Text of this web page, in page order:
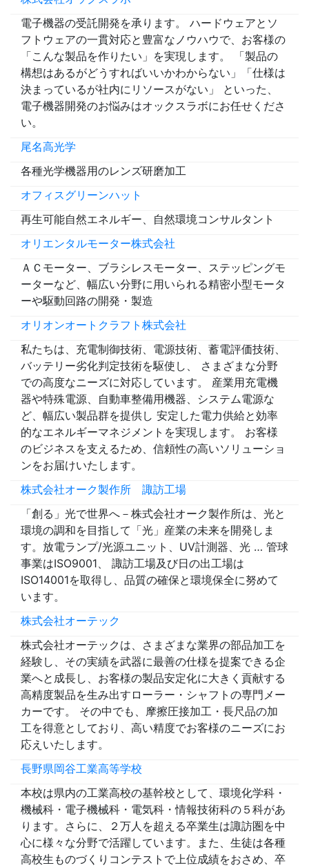
電子機器の受託開発を承ります。 ハードウェアとソ
フトウェアの一貫対応と豊富なノウハウで、お客様の
「こんな製品を作りたい」を実現します。 「製品の
構想はあるがどうすればいいかわからない」「仕様は
決まっているが社内にリソースがない」 といった、
電子機器開発のお悩みはオックスラボにお任せくださ
い。
尾名高光学
各種光学機器用のレンズ研磨加工
オフィスグリーンハット
再生可能自然エネルギー、自然環境コンサルタント
オリエンタルモーター株式会社
ＡＣモーター、ブラシレスモーター、ステッピングモ
ーターなど、幅広い分野に用いられる精密小型モータ
ーや駆動回路の開発・製造
オリオンオートクラフト株式会社
私たちは、充電制御技術、電源技術、蓄電評価技術、
バッテリー劣化判定技術を駆使し、 さまざまな分野
での高度なニーズに対応しています。 産業用充電機
器や特殊電源、自動車整備用機器、システム電源な
ど、幅広い製品群を提供し 安定した電力供給と効率
的なエネルギーマネジメントを実現します。 お客様
のビジネスを支えるため、信頼性の高いソリューショ
ンをお届けいたします。
株式会社オーク製作所 諏訪工場
「創る」光で世界へ－株式会社オーク製作所は、光と
環境の調和を目指して「光」産業の未来を開発しま
す。放電ランプ/光源ユニット、UV計測器、光 … 管球
事業はISO9001、 諏訪工場及び日の出工場は
ISO14001を取得し、品質の確保と環境保全に努めて
います。
株式会社オーテック
株式会社オーテックは、さまざまな業界の部品加工を
経験し、その実績を武器に最善の仕様を提案できる企
業へと成長し、お客様の製品安定化に大きく貢献する
高精度製品を生み出すローラー・シャフトの専門メー
カーです。 その中でも、摩擦圧接加工・長尺品の加
工を得意としており、高い精度でお客様のニーズにお
応えいたします。
長野県岡谷工業高等学校
本校は県内の工業高校の基幹校として、環境化学科・
機械科・電子機械科・電気科・情報技術科の５科があ
ります。さらに、２万人を超える卒業生は諏訪圏を中
心に様々な分野で活躍しています。また、生徒は各種
高校生ものづくりコンテストで上位成績をおさめ、卒